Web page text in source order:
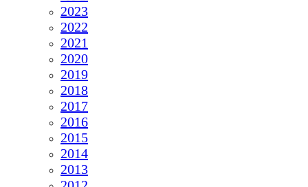
2023
2022
2021
2020
2019
2018
2017
2016
2015
2014
2013